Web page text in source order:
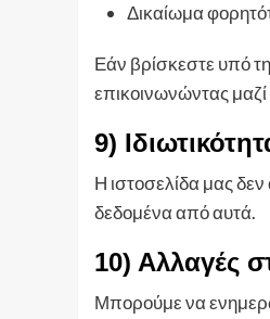
Δικαίωμα
Εάν βρίσκεστε υπό
επικοινωνώντας
9)
Η ιστοσελίδα μας
δεδομένα από αυτά.
10) Αλλαγές
Μπορούμε να